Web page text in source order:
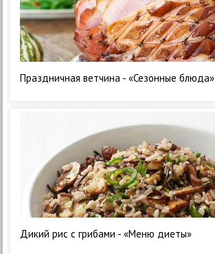
Праздничная ветчина - «Сезонные блюда»
Дикий рис с грибами - «Меню диеты»